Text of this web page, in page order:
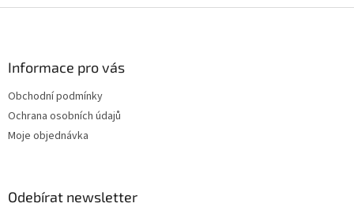
Informace pro vás
Obchodní podmínky
Ochrana osobních údajů
Moje objednávka
Odebírat newsletter